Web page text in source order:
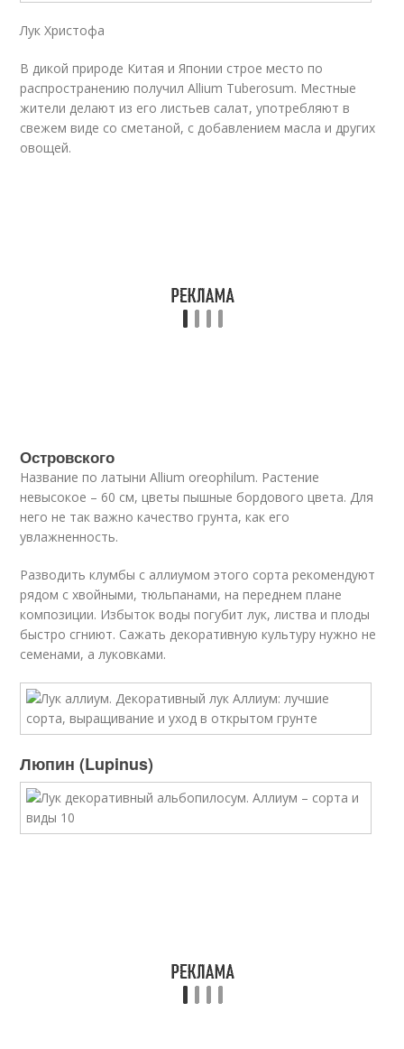
Лук Христофа
В дикой природе Китая и Японии строе место по
распространению получил Allium Tuberosum. Местные
жители делают из его листьев салат, употребляют в
свежем виде со сметаной, с добавлением масла и других
овощей.
Островского
Название по латыни Allium oreophilum. Растение
невысокое – 60 см, цветы пышные бордового цвета. Для
него не так важно качество грунта, как его
увлажненность.
Разводить клумбы с аллиумом этого сорта рекомендуют
рядом с хвойными, тюльпанами, на переднем плане
композиции. Избыток воды погубит лук, листва и плоды
быстро сгниют. Сажать декоративную культуру нужно не
семенами, а луковками.
Люпин (Lupinus)